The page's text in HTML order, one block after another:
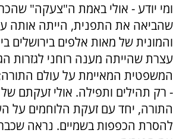
ומי יודע - אולי באמת ה"צעקה"
שהביאה את התפנית, הייתה אותה
והמונית של מאות אלפים בירושלים
עצרת שהייתה מענה רוחני לגזרות
המשפטית המאיימת על עולם
- רק תהילים ותפילה. אולי זעקתם
התורה, יחד עם זעקת הלוחמים על
להסרת הכפפות בשמיים. נראה